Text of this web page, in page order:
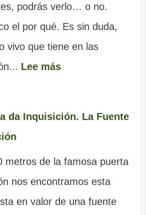
podrás verlo… o no.
el por qué. Es sin duda,
vivo que tiene en las
Lee más
da Inquisición. La Fuente
metros de la famosa puerta
nos encontramos esta
en valor de una fuente